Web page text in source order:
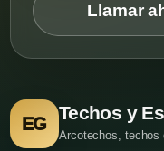
Llamar
EG
Techos y
Arcotechos, techos